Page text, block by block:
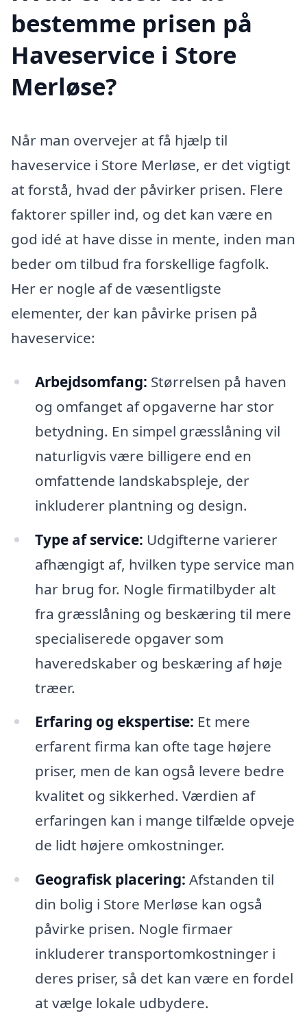
bestemme prisen på
Haveservice i Store
Merløse?
Når man overvejer at få hjælp til
haveservice i Store Merløse, er det vigtigt
at forstå, hvad der påvirker prisen. Flere
faktorer spiller ind, og det kan være en
god idé at have disse in mente, inden man
beder om tilbud fra forskellige fagfolk.
Her er nogle af de væsentligste
elementer, der kan påvirke prisen på
haveservice:
Arbejdsomfang: Størrelsen på haven
og omfanget af opgaverne har stor
betydning. En simpel græsslåning vil
naturligvis være billigere end en
omfattende landskabspleje, der
inkluderer plantning og design.
Type af service: Udgifterne varierer
afhængigt af, hvilken type service man
har brug for. Nogle firmatilbyder alt
fra græsslåning og beskæring til mere
specialiserede opgaver som
haveredskaber og beskæring af høje
træer.
Erfaring og ekspertise: Et mere
erfarent firma kan ofte tage højere
priser, men de kan også levere bedre
kvalitet og sikkerhed. Værdien af
erfaringen kan i mange tilfælde opveje
de lidt højere omkostninger.
Geografisk placering: Afstanden til
din bolig i Store Merløse kan også
påvirke prisen. Nogle firmaer
inkluderer transportomkostninger i
deres priser, så det kan være en fordel
at vælge lokale udbydere.